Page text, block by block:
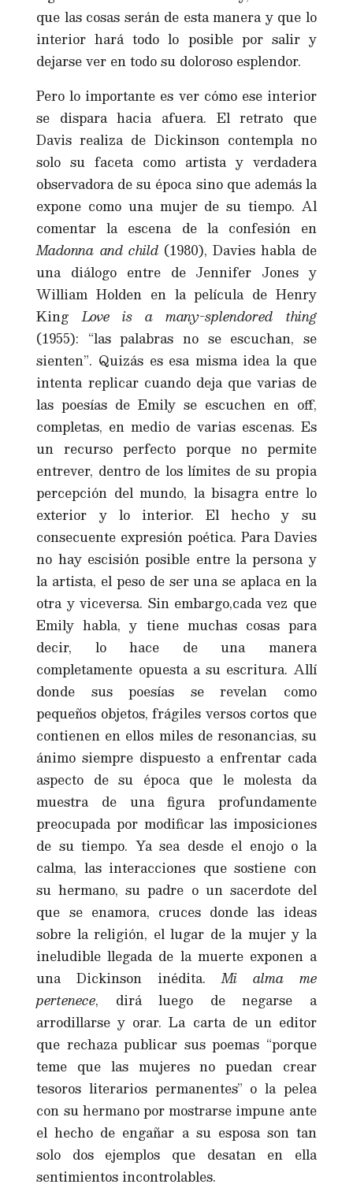
que las cosas serán de esta manera y que lo
interior hará todo lo posible por salir y
dejarse ver en todo su doloroso esplendor.
Pero lo importante es ver cómo ese interior
se dispara hacia afuera. El retrato que
Davis realiza de Dickinson contempla no
solo su faceta como artista y verdadera
observadora de su época sino que además la
expone como una mujer de su tiempo. Al
comentar la escena de la confesión en
Madonna and child(1980), Davies habla de
una diálogo entre de Jennifer Jones y
William Holden en la película de Henry
KingLove is a many-splendored thing
(1955): “las palabras no se escuchan, se
sienten”. Quizás es esa misma idea la que
intenta replicar cuando deja que varias de
las poesías de Emily se escuchen en off,
completas, en medio de varias escenas. Es
un recurso perfecto porque no permite
entrever, dentro de los límites de su propia
percepción del mundo, la bisagra entre lo
exterior y lo interior. El hecho y su
consecuente expresión poética. Para Davies
no hay escisión posible entre la persona y
la artista, el peso de ser una se aplaca en la
otra y viceversa. Sin embargo,cada vez que
Emily habla, y tiene muchas cosas para
decir, lo hace de una manera
completamente opuesta a su escritura. Allí
donde sus poesías se revelan como
pequeños objetos, frágiles versos cortos que
contienen en ellos miles de resonancias, su
ánimo siempre dispuesto a enfrentar cada
aspecto de su época que le molesta da
muestra de una figura profundamente
preocupada por modificar las imposiciones
de su tiempo. Ya sea desde el enojo o la
calma, las interacciones que sostiene con
su hermano, su padre o un sacerdote del
que se enamora, cruces donde las ideas
sobre la religión, el lugar de la mujer y la
ineludible llegada de la muerte exponen a
una Dickinson inédita.Mi alma me
pertenece, dirá luego de negarse a
arrodillarse y orar. La carta de un editor
que rechaza publicar sus poemas “porque
teme que las mujeres no puedan crear
tesoros literarios permanentes” o la pelea
con su hermano por mostrarse impune ante
el hecho de engañar a su esposa son tan
solo dos ejemplos que desatan en ella
sentimientos incontrolables.